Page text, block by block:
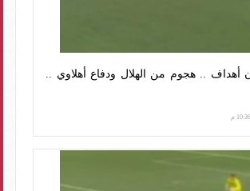
أهداف .. هجوم من الهلال ودفاع أهلاوي ..